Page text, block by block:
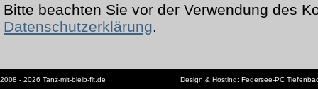
Bitte beachten Sie vor der Verwendung des
Datenschutzerklärung.
- 2026 Tanz-mit-bleib-fit.de Design & Hosting: Federsee-PC